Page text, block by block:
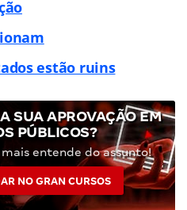
estão ruins
SUA APROVAÇÃO EM
PÚBLICOS?
entende do assunto!
NO GRAN CURSOS